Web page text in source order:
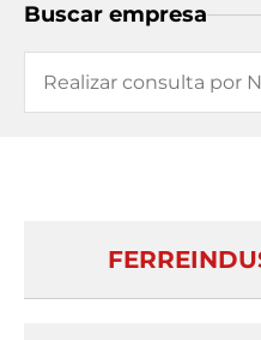
Buscar empresa